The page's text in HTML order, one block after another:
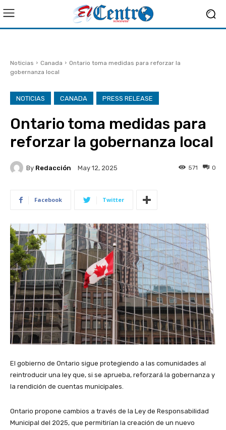
Noticias Canada
Ontario toma medidas para reforzar la
gobernanza local
NOTICIAS CANADA PRESS RELEASE
Ontario toma medidas para
reforzar la gobernanza local
By Redacción May 12, 2025 0
571
Facebook Twitter
El gobierno de Ontario sigue protegiendo a las comunidades al
reintroducir una ley que, si se aprueba, reforzará la gobernanza y
la rendición de cuentas municipales.
Ontario propone cambios a través de la Ley de Responsabilidad
Municipal del 2025, que permitirían la creación de un nuevo